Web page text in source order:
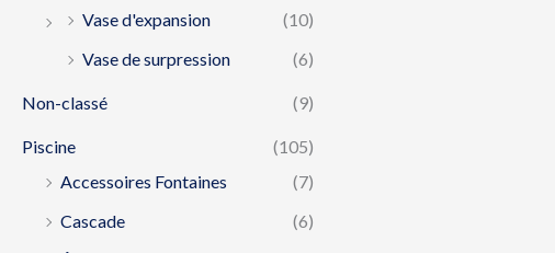
Vase d'expansion
(10)
Vase de surpression
(6)
Non-classé (9)
Piscine
(105)
Accessoires Fontaines
(7)
Cascade
(6)